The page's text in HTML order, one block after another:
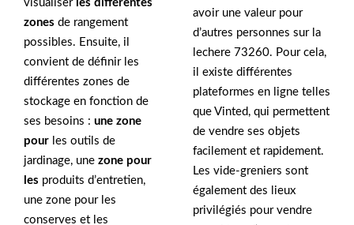
visualiser les différentes
zones de rangement
possibles. Ensuite, il
convient de définir les
différentes zones de
stockage en fonction de
ses besoins : une zone
pour les outils de
jardinage, une zone pour
les produits d’entretien,
une zone pour les
conserves et les
avoir une valeur pour
d’autres personnes sur la
lechere 73260. Pour cela,
il existe différentes
plateformes en ligne telles
que Vinted, qui permettent
de vendre ses objets
facilement et rapidement.
Les vide-greniers sont
également des lieux
privilégiés pour vendre